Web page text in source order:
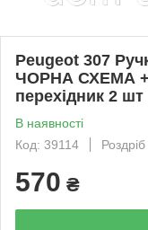
Peugeot 307
ЧОРНА СХЕМА +
перехідник 2
В наявності
Код: 39114
Роздріб
570 ₴